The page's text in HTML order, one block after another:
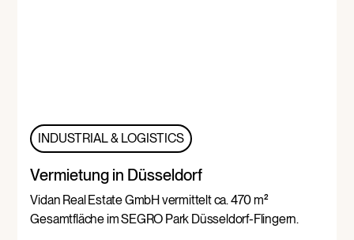
INDUSTRIAL & LOGISTICS
Vermietung in Düsseldorf
Vidan Real Estate GmbH vermittelt ca. 470 m²
Gesamtfläche im SEGRO Park Düsseldorf-Flingern.